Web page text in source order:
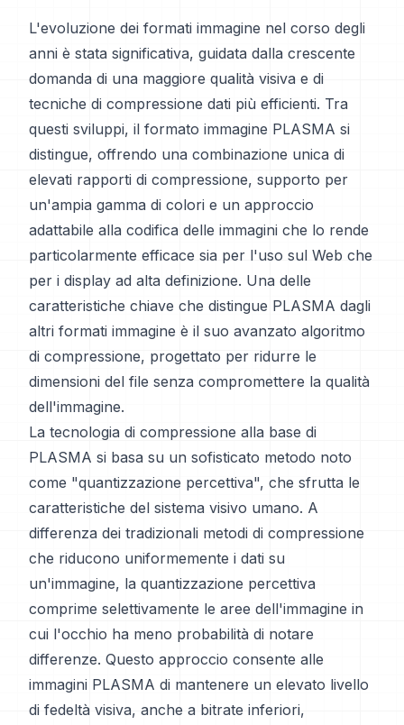
L'evoluzione dei formati immagine nel corso degli
anni è stata significativa, guidata dalla crescente
domanda di una maggiore qualità visiva e di
tecniche di compressione dati più efficienti. Tra
questi sviluppi, il formato immagine PLASMA si
distingue, offrendo una combinazione unica di
elevati rapporti di compressione, supporto per
un'ampia gamma di colori e un approccio
adattabile alla codifica delle immagini che lo rende
particolarmente efficace sia per l'uso sul Web che
per i display ad alta definizione. Una delle
caratteristiche chiave che distingue PLASMA dagli
altri formati immagine è il suo avanzato algoritmo
di compressione, progettato per ridurre le
dimensioni del file senza compromettere la qualità
dell'immagine.
La tecnologia di compressione alla base di
PLASMA si basa su un sofisticato metodo noto
come "quantizzazione percettiva", che sfrutta le
caratteristiche del sistema visivo umano. A
differenza dei tradizionali metodi di compressione
che riducono uniformemente i dati su
un'immagine, la quantizzazione percettiva
comprime selettivamente le aree dell'immagine in
cui l'occhio ha meno probabilità di notare
differenze. Questo approccio consente alle
immagini PLASMA di mantenere un elevato livello
di fedeltà visiva, anche a bitrate inferiori,